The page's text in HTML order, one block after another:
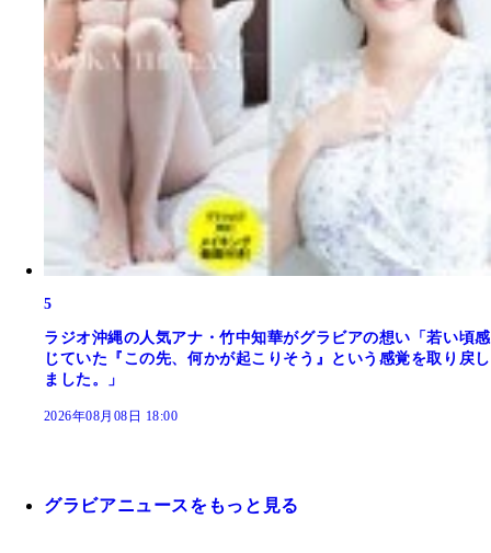
5
ラジオ沖縄の人気アナ・竹中知華がグラビアの想い「若い頃感
じていた『この先、何かが起こりそう』という感覚を取り戻し
ました。」
2026年08月08日 18:00
グラビアニュースをもっと見る